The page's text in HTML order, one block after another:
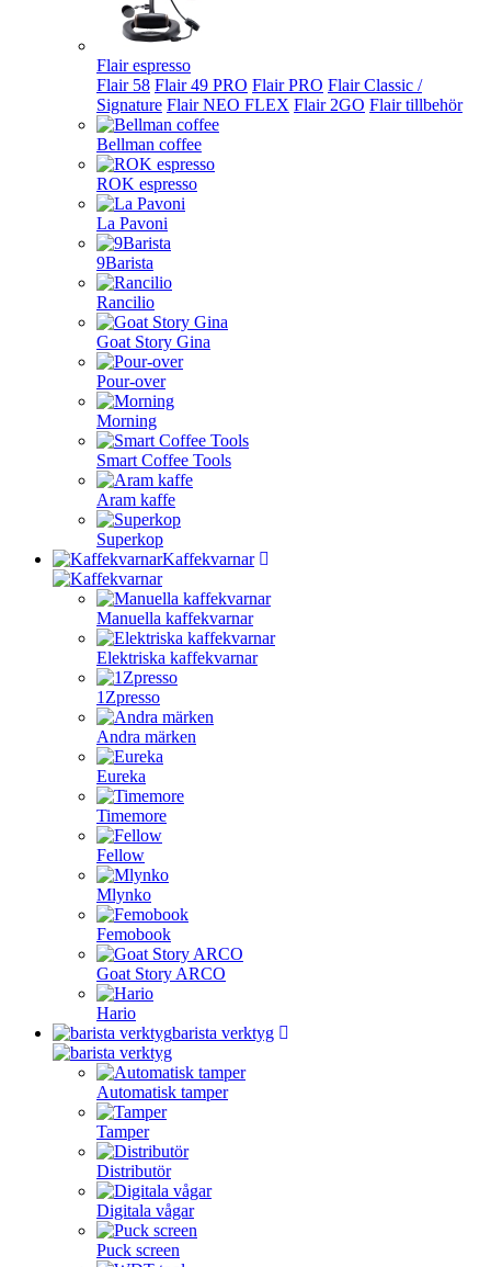
Flair espresso
Flair 58 Flair 49 PRO Flair PRO Flair Classic /
Signature Flair NEO FLEX Flair 2GO Flair tillbehör
Bellman coffee
ROK espresso
La Pavoni
9Barista
Rancilio
Goat Story Gina
Pour-over
Morning
Smart Coffee Tools
Aram kaffe
Superkop
Kaffekvarnar
Manuella kaffekvarnar
Elektriska kaffekvarnar
1Zpresso
Andra märken
Eureka
Timemore
Fellow
Mlynko
Femobook
Goat Story ARCO
Hario
barista verktyg
Automatisk tamper
Tamper
Distributör
Digitala vågar
Puck screen